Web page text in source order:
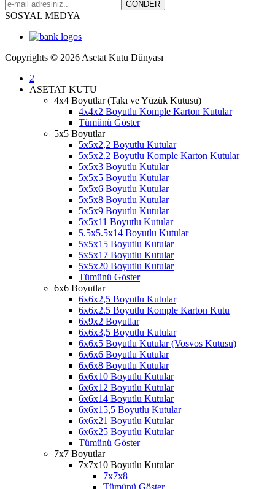
SOSYAL MEDYA
Copyrights © 2026 Asetat Kutu Dünyası
2
ASETAT KUTU
4x4 Boyutlar (Takı ve Yüzük Kutusu)
4x4x2 Boyutlu Komple Karton Kutular
Tümünü Göster
5x5 Boyutlar
5x5x2,2 Boyutlu Kutular
5x5x2.2 Boyutlu Komple Karton Kutular
5x5x3 Boyutlu Kutular
5x5x5 Boyutlu Kutular
5x5x6 Boyutlu Kutular
5x5x8 Boyutlu Kutular
5x5x9 Boyutlu Kutular
5x5x11 Boyutlu Kutular
5.5x5.5x14 Boyutlu Kutular
5x5x15 Boyutlu Kutular
5x5x17 Boyutlu Kutular
5x5x20 Boyutlu Kutular
Tümünü Göster
6x6 Boyutlar
6x6x2,5 Boyutlu Kutular
6x6x2.5 Boyutlu Komple Karton Kutu
6x9x2 Boyutlar
6x6x3,5 Boyutlu Kutular
6x6x5 Boyutlu Kutular (Vosvos Kutusu)
6x6x6 Boyutlu Kutular
6x6x8 Boyutlu Kutular
6x6x10 Boyutlu Kutular
6x6x12 Boyutlu Kutular
6x6x14 Boyutlu Kutular
6x6x15,5 Boyutlu Kutular
6x6x21 Boyutlu Kutular
6x6x25 Boyutlu Kutular
Tümünü Göster
7x7 Boyutlar
7x7x10 Boyutlu Kutular
7x7x8
Tümünü Göster